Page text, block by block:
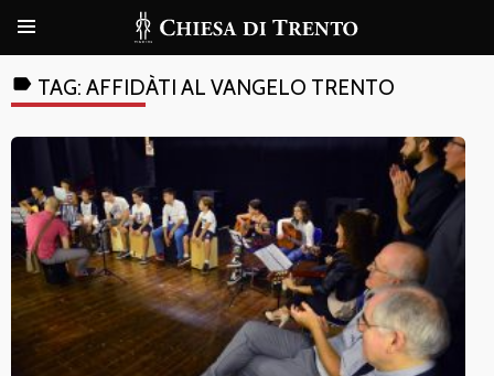
label TAG: AFFIDÀTI AL VANGELO TRENTO